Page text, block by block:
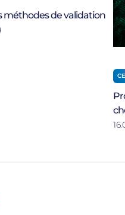
méthodes de validation